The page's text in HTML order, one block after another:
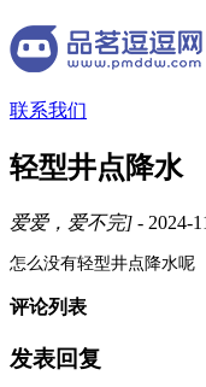
联系我们
轻型井点降水
爱爱，爱不完] - 2024-
怎么没有轻型井点降水呢
评论列表
发表回复